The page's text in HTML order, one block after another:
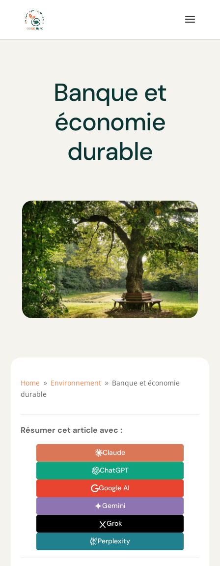
Banque et
économie
durable
Home 9 Environnement 9 Banque et économie
durable
Résumer cet article avec :
Claude
ChatGPT
Google AI
Gemini
Grok
Perplexity